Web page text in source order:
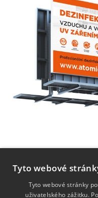
Tyto webové
Tyto webové stránky
uživatelského zážitku.